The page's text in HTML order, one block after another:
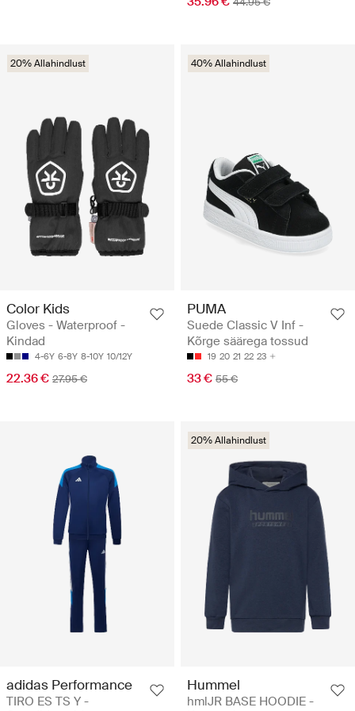
20% Allahindlust
Color Kids
Gloves - Waterproof -
Kindad
4-6Y 6-8Y 8-10Y 10/12Y
22.36 € 27.95 €
40% Allahindlust
PUMA
Suede Classic V Inf -
Kõrge säärega tossud
19 20 21 22 23
33 € 55 €
adidas Performance
TIRO ES TS Y -
20% Allahindlust
Hummel
hmlJR BASE HOODIE -